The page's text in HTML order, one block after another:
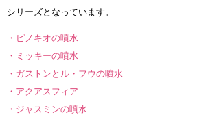
シリーズとなっています。
・ピノキオの噴水
・ミッキーの噴水
・ガストンとル・フウの噴水
・アクアスフィア
・ジャスミンの噴水